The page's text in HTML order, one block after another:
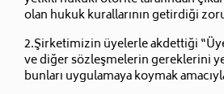
olan hukuk kurallarının getirdiği
2.Şirketimizin üyelerle akdettiği
ve diğer sözleşmelerin gereklerini
bunları uygulamaya koymak